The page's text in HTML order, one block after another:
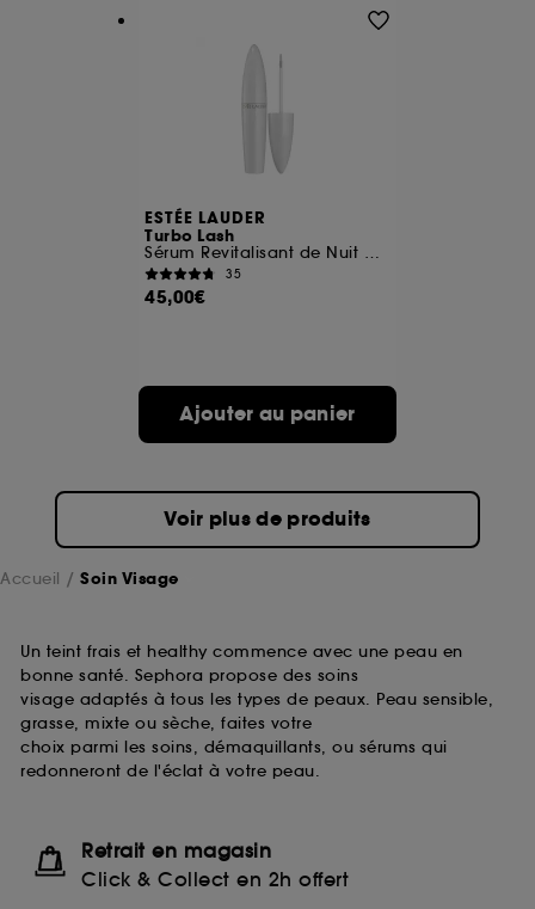
ESTÉE LAUDER
Turbo Lash
Sérum Revitalisant de Nuit Cils et Sourcils
35
45,00€
Ajouter au panier
Voir plus de produits
Accueil Soin Visage
Un teint frais et healthy commence avec une peau en
bonne santé. Sephora propose des soins
visage adaptés à tous les types de peaux. Peau sensible,
grasse, mixte ou sèche, faites votre
choix parmi les soins, démaquillants, ou sérums qui
redonneront de l'éclat à votre peau.
Retrait en magasin
Click & Collect en 2h offert
fréquentation et de navigation sur notre site afin
ils nous permettent de lutter notamment contre les
permettant l’affichage et/ou la fourniture de
certaines fonctionnalités du site, tel que les
cookies d’authentification qui sont utilisés afin de
vous faire bénéficier de l’authentification
prolongée vous permettant d’accéder à votre
pouvez personnaliser vos choix concernant le dépôt
de ces cookies grâce au bouton "personnaliser mes
choix" ci-dessous ou décider de "tout accepter".
Sephora pourra associer les informations de
collectées ou générées lors de votre activité en ligne
ou en magasin. Pour refuser tous les cookies, cliques
sur "continuer sans accepter". Voous pouvez à tout
moment choisir de retirer votrte consentement. Si vous
souhaitez obtenir plus d'information sur les cookies
utilisés, cliquezici.